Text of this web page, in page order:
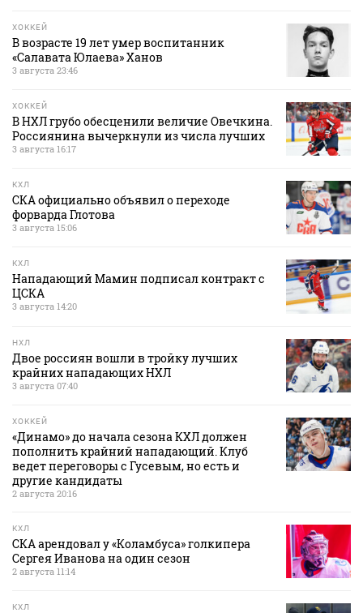
ХОККЕЙ
В возрасте 19 лет умер воспитанник
«Салавата Юлаева» Ханов
3 августа 23:46
ХОККЕЙ
В НХЛ грубо обесценили величие Овечкина.
Россиянина вычеркнули из числа лучших
3 августа 16:17
КХЛ
СКА официально объявил о переходе
форварда Глотова
3 августа 15:06
КХЛ
Нападающий Мамин подписал контракт с
ЦСКА
3 августа 14:20
НХЛ
Двое россиян вошли в тройку лучших
крайних нападающих НХЛ
3 августа 07:40
ХОККЕЙ
«Динамо» до начала сезона КХЛ должен
пополнить крайний нападающий. Клуб
ведет переговоры с Гусевым, но есть и
другие кандидаты
2 августа 20:16
КХЛ
СКА арендовал у «Коламбуса» голкипера
Сергея Иванова на один сезон
2 августа 11:14
КХЛ